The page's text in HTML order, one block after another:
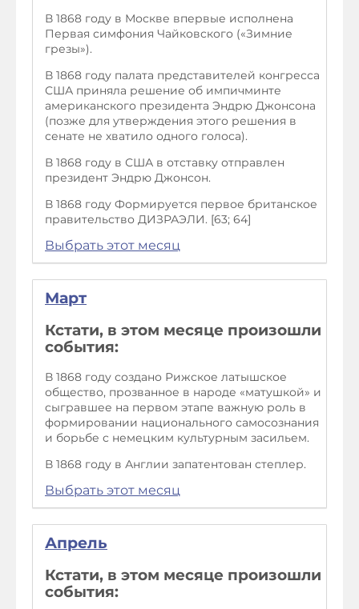
В 1868 году в Москве впервые исполнена
Первая симфония Чайковского («Зимние
грезы»).
В 1868 году палата представителей конгресса
США приняла решение об импичминте
американского президента Эндрю Джонсона
(позже для утверждения этого решения в
сенате не хватило одного голоса).
В 1868 году в США в отставку отправлен
президент Эндрю Джонсон.
В 1868 году Формируется первое британское
правительство ДИЗРАЭЛИ. [63; 64]
Выбрать этот месяц
Март
Кстати, в этом месяце произошли
события:
В 1868 году создано Рижское латышское
общество, прозванное в народе «матушкой» и
сыгравшее на первом этапе важную роль в
формировании национального самосознания
и борьбе с немецким культурным засильем.
В 1868 году в Англии запатентован степлер.
Выбрать этот месяц
Апрель
Кстати, в этом месяце произошли
события: